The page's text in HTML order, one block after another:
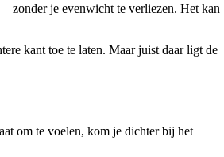
zonder je evenwicht te verliezen. Het kan
kant toe te laten. Maar juist daar ligt de
om te voelen, kom je dichter bij het